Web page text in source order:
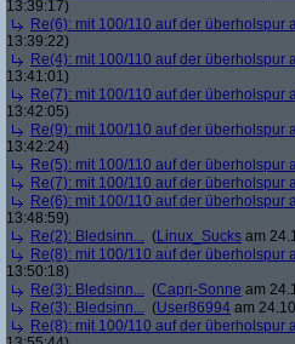
13:39:17)
Re(6): mit 100/110 auf der
13:39:22)
Re(4): mit 100/110 auf der
13:41:01)
Re(7): mit 100/110 auf der
13:42:05)
Re(9): mit 100/110 auf der
13:42:24)
Re(5): mit 100/110 auf der
Re(7): mit 100/110 auf der
Re(6): mit 100/110 auf der
13:48:59)
Re(2): Bledsinn... (Linux_Sucks am
Re(8): mit 100/110 auf der
13:50:18)
Re(3): Bledsinn... (Capri-Sonne am
Re(3): Bledsinn... (User86994 am
Re(8): mit 100/110 auf der